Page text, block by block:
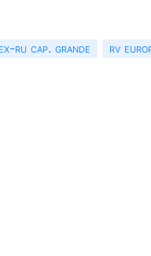
ru cap. grande rv